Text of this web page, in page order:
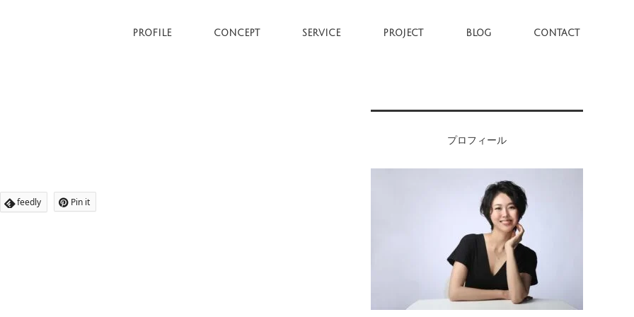
PROFILE CONCEPT SERVICE PROJECT BLOG CONTACT
feedly Pin it
プロフィール